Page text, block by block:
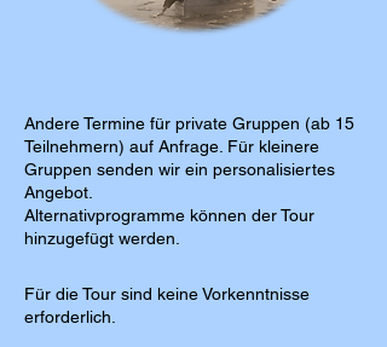
Andere Termine für private Gruppen (ab 15
Teilnehmern) auf Anfrage. Für kleinere
Gruppen senden wir ein personalisiertes
Angebot.
Alternativprogramme können der Tour
hinzugefügt werden.
Für die Tour sind keine Vorkenntnisse
erforderlich.